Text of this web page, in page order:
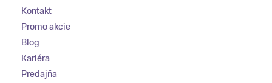
Kontakt
Promo akcie
Blog
Kariéra
Predajňa